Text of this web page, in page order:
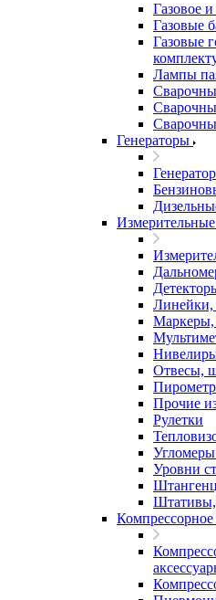
Газовое
Газовые
Газовые
Лампы
Генераторы
Линейки,
Маркеры,
Отвесы,
Прочие
Рулетки
Уровни
Штативы,
Компрессорное